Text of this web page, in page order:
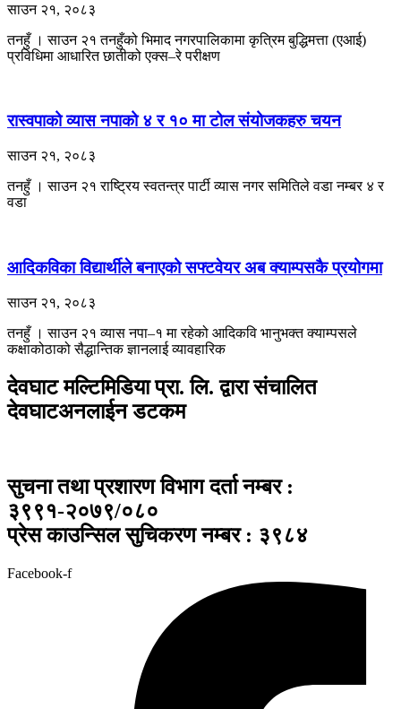
साउन २१, २०८३
तनहुँ । साउन २१ तनहुँको भिमाद नगरपालिकामा कृत्रिम बुद्धिमत्ता (एआई)
प्रविधिमा आधारित छातीको एक्स–रे परीक्षण
रास्वपाको व्यास नपाको ४ र १० मा टोल संयोजकहरु चयन
साउन २१, २०८३
तनहुँ । साउन २१ राष्ट्रिय स्वतन्त्र पार्टी व्यास नगर समितिले वडा नम्बर ४ र
वडा
आदिकविका विद्यार्थीले बनाएको सफ्टवेयर अब क्याम्पसकै प्रयोगमा
साउन २१, २०८३
तनहुँ । साउन २१ ​व्यास नपा–१ मा रहेको आदिकवि भानुभक्त क्याम्पसले
कक्षाकोठाको सैद्धान्तिक ज्ञानलाई व्यावहारिक
देवघाट मल्टिमिडिया प्रा. लि. द्वारा संचालित
देवघाटअनलाईन डटकम
सुचना तथा प्रशारण विभाग दर्ता नम्बर :
३९९१-२०७९/०८०
प्रेस काउन्सिल सुचिकरण नम्बर : ३९८४
Facebook-f